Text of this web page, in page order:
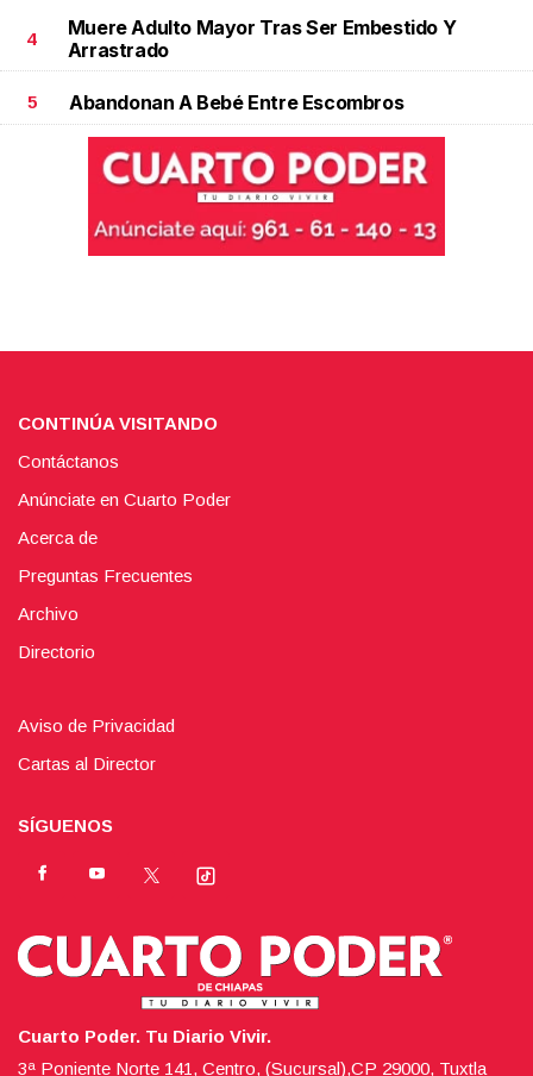
4
Muere Adulto Mayor Tras Ser Embestido Y
Arrastrado
5 Abandonan A Bebé Entre Escombros
CONTINÚA VISITANDO
Contáctanos
Anúnciate en Cuarto Poder
Acerca de
Preguntas Frecuentes
Archivo
Directorio
Aviso de Privacidad
Cartas al Director
SÍGUENOS
Cuarto Poder. Tu Diario Vivir.
3ª Poniente Norte 141, Centro, (Sucursal),CP 29000, Tuxtla